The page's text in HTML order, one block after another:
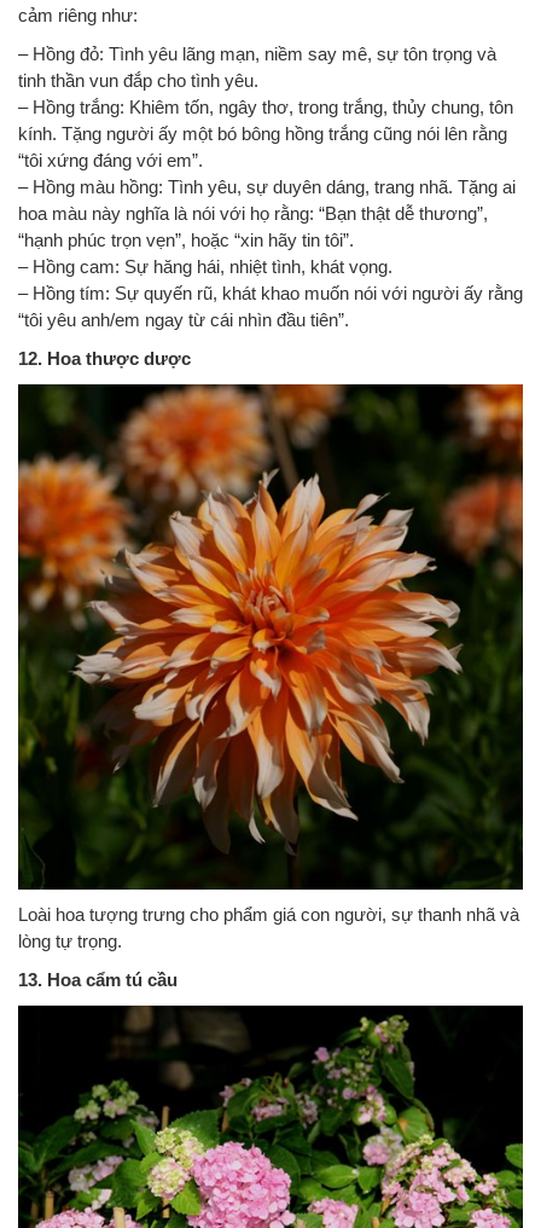
cảm riêng như:
– Hồng đỏ: Tình yêu lãng mạn, niềm say mê, sự tôn trọng và
tinh thần vun đắp cho tình yêu.
– Hồng trắng: Khiêm tốn, ngây thơ, trong trắng, thủy chung, tôn
kính. Tặng người ấy một bó bông hồng trắng cũng nói lên rằng
“tôi xứng đáng với em”.
– Hồng màu hồng: Tình yêu, sự duyên dáng, trang nhã. Tặng ai
hoa màu này nghĩa là nói với họ rằng: “Bạn thật dễ thương”,
“hạnh phúc trọn vẹn”, hoặc “xin hãy tin tôi”.
– Hồng cam: Sự hăng hái, nhiệt tình, khát vọng.
– Hồng tím: Sự quyến rũ, khát khao muốn nói với người ấy rằng
“tôi yêu anh/em ngay từ cái nhìn đầu tiên”.
12. Hoa thược dược
Loài hoa tượng trưng cho phẩm giá con người, sự thanh nhã và
lòng tự trọng.
13. Hoa cẩm tú cầu